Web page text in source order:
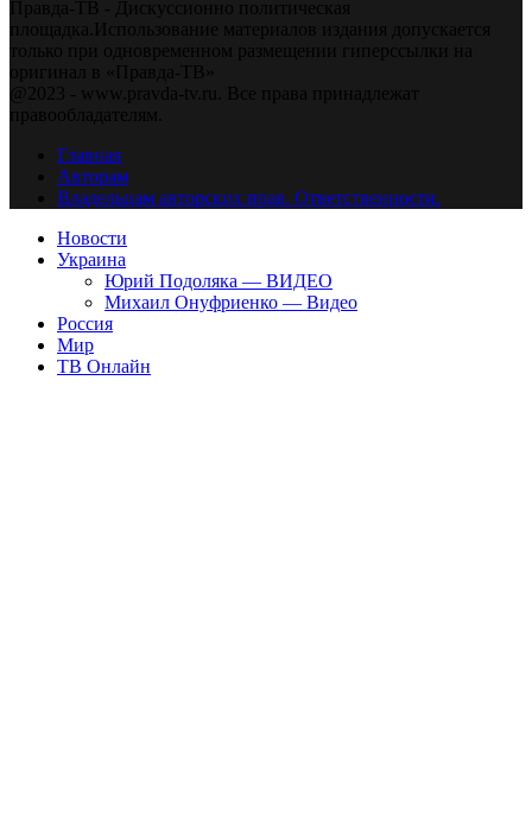
Правда-ТВ - Дискуссионно политическая
площадка.Использование материалов издания допускается
только при одновременном размещении гиперссылки на
оригинал в «Правда-ТВ»
@2023 - www.pravda-tv.ru. Все права принадлежат
правообладателям.
Главная
Авторам
Владельцам авторских прав. Ответственности.
Новости
Украина
Юрий Подоляка — ВИДЕО
Михаил Онуфриенко — Видео
Россия
Мир
ТВ Онлайн